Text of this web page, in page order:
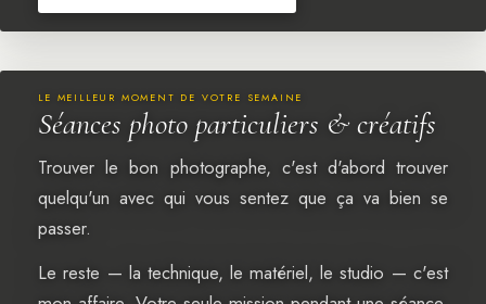
LE MEILLEUR MOMENT DE VOTRE SEMAINE
Séances photo particuliers & créatifs
Trouver le bon photographe, c'est d'abord trouver
quelqu'un avec qui vous sentez que ça va bien se
passer.
Le reste — la technique, le matériel, le studio — c'est